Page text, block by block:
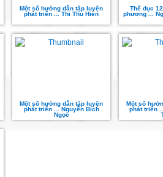
Một số hướng dẫn tập luyện
phát triển ... Thi Thu Hien
Thể dục
phương ...
Một số hướng dẫn tập luyện
phát triển ... Nguyễn Bích
Ngọc
Một số
phát triển